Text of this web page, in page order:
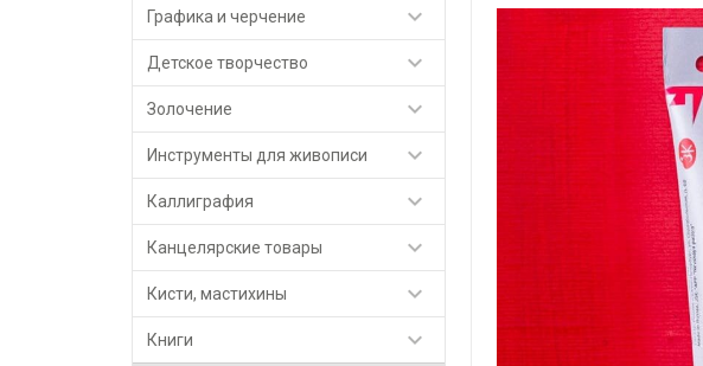
Графика и черчение 
Детское творчество 
Золочение 
Инструменты для живописи 
Каллиграфия 
Канцелярские товары 
Кисти, мастихины 
Книги 